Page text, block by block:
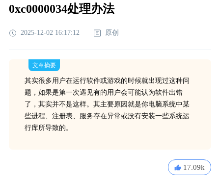
0xc0000034处理办法
2025-12-02 16:17:12 原创
文章摘要
其实很多用户在运行软件或游戏的时候就出现过这种问
题，如果是第一次遇见有的用户会可能认为软件出错
了，其实并不是这样。其主要原因就是你电脑系统中某
些进程、注册表、服务存在异常或没有安装一些系统运
行库所导致的。
17.09k